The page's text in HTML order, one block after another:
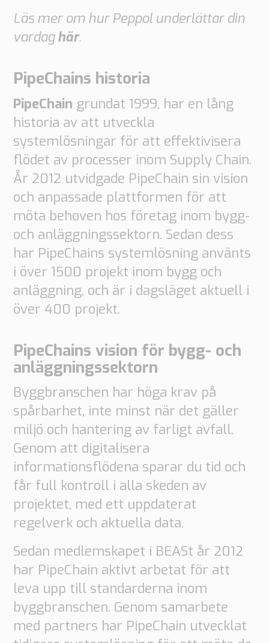
Läs mer om hur Peppol underlättar din
vardaghär.
PipeChains historia
PipeChain grundat 1999, har en lång
historia av att utveckla
systemlösningar för att effektivisera
flödet av processer inom Supply Chain.
År 2012 utvidgade PipeChain sin vision
och anpassade plattformen för att
möta behoven hos företag inom bygg-
och anläggningssektorn. Sedan dess
har PipeChains systemlösning använts
i över 1500 projekt inom bygg och
anläggning, och är i dagsläget aktuell i
över 400 projekt.
PipeChains vision för bygg- och
anläggningssektorn
Byggbranschen har höga krav på
spårbarhet, inte minst när det gäller
miljö och hantering av farligt avfall.
Genom att digitalisera
informationsflödena sparar du tid och
får full kontroll i alla skeden av
projektet, med ett uppdaterat
regelverk och aktuella data.
Sedan medlemskapet i BEASt år 2012
har PipeChain aktivt arbetat för att
leva upp till standarderna inom
byggbranschen. Genom samarbete
med partners har PipeChain utvecklat